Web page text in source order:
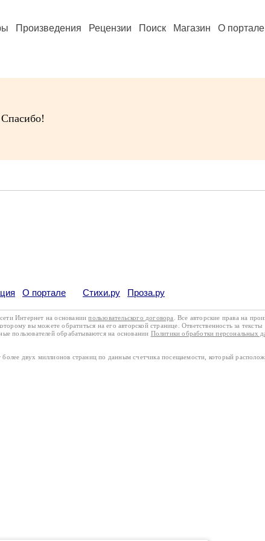
Произведения Рецензии Поиск Магазин О портале
О портале Стихи.ру Проза.ру
Интернет на основаниипользовательского договора
. Все авторские права на
вы можете обратиться на его авторской странице. Ответственность за тексты
пользователей обрабатываются на основании Политики обработки персональных
двух миллионов страниц по данным счетчика посещаемости, который